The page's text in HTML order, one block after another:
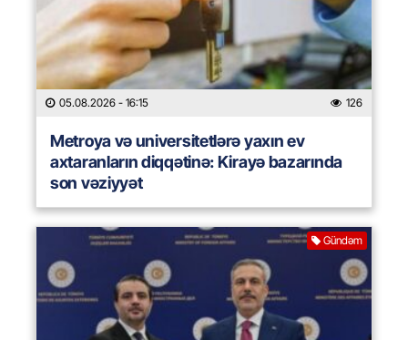
05.08.2026 - 16:15 126
Metroya və universitetlərə yaxın ev
axtaranların diqqətinə: Kirayə bazarında
son vəziyyət
Gündəm